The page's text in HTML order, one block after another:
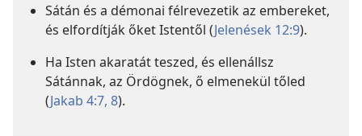
Sátán és a démonai félrevezetik az embereket,
és elfordítják őket Istentől (Jelenések 12:9).
Ha Isten akaratát teszed, és ellenállsz
Sátánnak, az Ördögnek, ő elmenekül tőled
(Jakab 4:7, 8).